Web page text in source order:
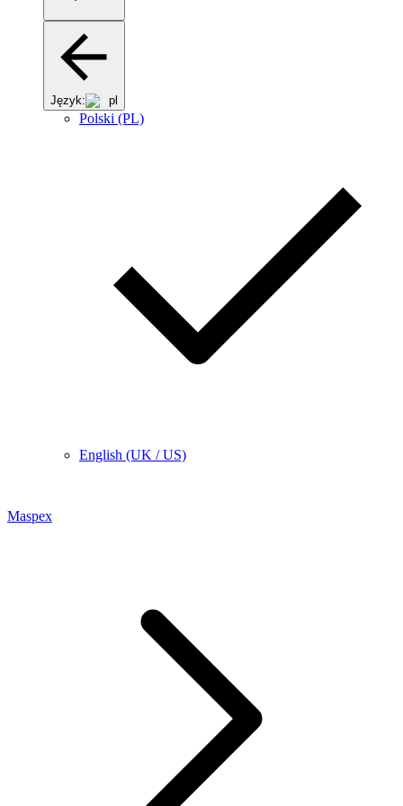
Język: pl
Polski (PL)
English (UK / US)
Maspex